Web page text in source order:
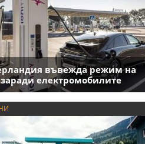
въвежда режим на
заради електромобилите